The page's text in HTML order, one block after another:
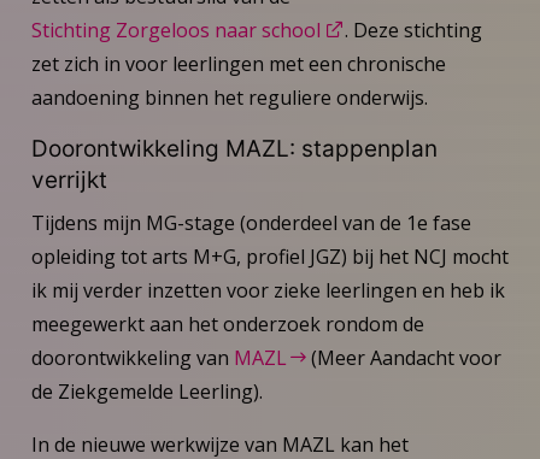
Stichting Zorgeloos naar school
. Deze stichting
zet zich in voor leerlingen met een chronische
aandoening binnen het reguliere onderwijs.
Doorontwikkeling MAZL: stappenplan
verrijkt
Tijdens mijn MG-stage (onderdeel van de 1e fase
opleiding tot arts M+G, profiel JGZ) bij het NCJ mocht
ik mij verder inzetten voor zieke leerlingen en heb ik
meegewerkt aan het onderzoek rondom de
doorontwikkeling van MAZL
(Meer Aandacht voor
de Ziekgemelde Leerling).
In de nieuwe werkwijze van MAZL kan het